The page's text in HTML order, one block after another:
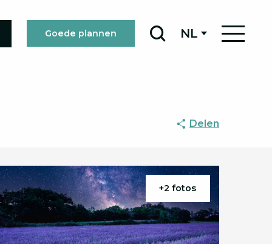
Goede plannen NL
Delen
+2 fotos